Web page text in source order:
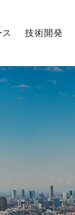
技術開発